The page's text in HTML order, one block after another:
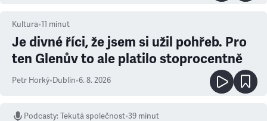
Kultura•11 minut
Je divné říci, že jsem si užil pohřeb. Pro
ten Glenův to ale platilo stoprocentně
Petr Horký•Dublin•6. 8. 2026
Podcasty:Tekutá společnost•39 minut